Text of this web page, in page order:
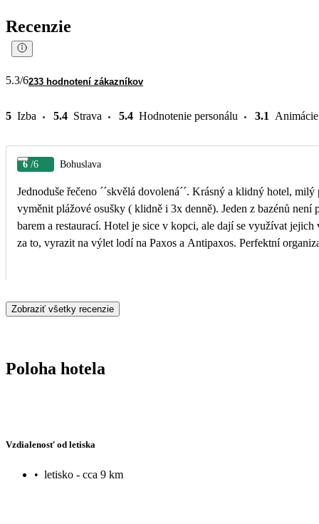
Recenzie
5.3/6233 hodnotení zákazníkov
5 Izba 5.4 Strava 5.4 Hodnotenie personálu 3.1 Animácie
6 /6 Bohuslava
Jednoduše řečeno ´´skvělá dovolená´´. Krásný a klidný hotel,
vyměnit plážové osušky ( klidně i 3x denně). Jeden z bazénů není
barem a restaurací. Hotel je sice v kopci, ale dají se využívat
za to, vyrazit na výlet lodí na Paxos a Antipaxos. Perfektní
Zobraziť všetky recenzie
Poloha hotela
Vzdialenosť od letiska
• letisko - cca 9 km